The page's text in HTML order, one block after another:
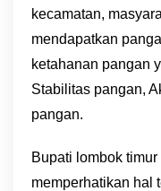
kecamatan,
mendapatkan
ketahanan pangan
Stabilitas pangan,
pangan.
Bupati lombok
memperhatikan hal